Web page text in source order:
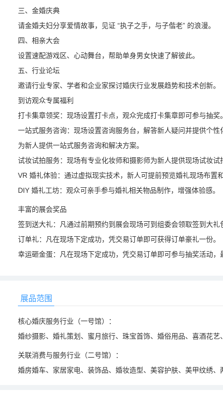
三、金婚庆典
请金婚夫妇分享爱情故事，见证 “执子之手，与子偕老” 的浪漫。
四、相亲大会
设置速配游戏区、心动舞台，帮助单身男女快速了解彼此。
五、行业论坛
邀请行业专家、学者和企业家探讨婚庆行业发展趋势和技术创新。
到访观众专属福利
打卡集章领奖：现场设置打卡点，观众完成打卡集章即可参与抽奖
一站式服务咨询：现场设置咨询服务台，解答新人疑问并提供个
为新人提供一站式服务咨询和解决方案。
试妆试拍服务：现场有专业化妆师和摄影师为新人提供现场试妆试
VR 婚礼体验：通过虚拟现实技术，新人可提前预览婚礼现场布置
DIY 婚礼工坊：观众可亲手参与婚礼相关物品制作，增强体验感。
丰富的展会奖品
签到送大礼：凡通过前期预约到展会现场可到组委会领取签到大礼
订单礼：凡在现场下定成功，凭交易订单即可获得订单豪礼一份。
幸运砸金蛋：凡在现场下定成功，凭交易订单即可参与抽奖活动
展品范围
核心婚庆服务行业（一号馆）：
婚纱摄影、婚礼策划、蜜月旅行、珠宝首饰、婚俗用品、喜酒花
关联消费与服务行业（二号馆）：
婚房婚车、家居家电、装饰品、婚妆造型、美容护肤、美甲纹绣